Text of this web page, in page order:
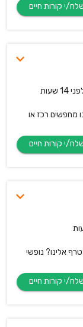
14 שעות
מחפשים רכז או
אלינו? נופשי